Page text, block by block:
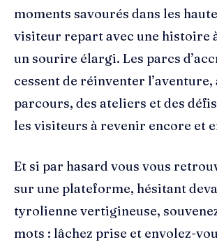
moments savourés dans les
visiteur repart avec une histoire
un sourire élargi. Les parcs
cessent de réinventer
parcours, des ateliers et des
les visiteurs à revenir encore et
Et si par hasard vous vous
sur une plateforme, hésitant
tyrolienne vertigineuse,
mots : lâchez prise et envolez-